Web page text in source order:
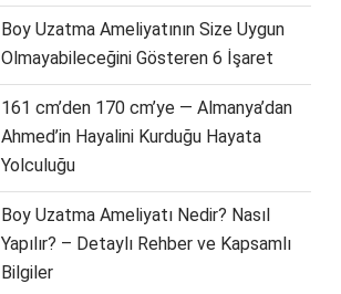
Boy Uzatma Ameliyatının Size Uygun
Olmayabileceğini Gösteren 6 İşaret
161 cm’den 170 cm’ye — Almanya’dan
Ahmed’in Hayalini Kurduğu Hayata
Yolculuğu
Boy Uzatma Ameliyatı Nedir? Nasıl
Yapılır? – Detaylı Rehber ve Kapsamlı
Bilgiler